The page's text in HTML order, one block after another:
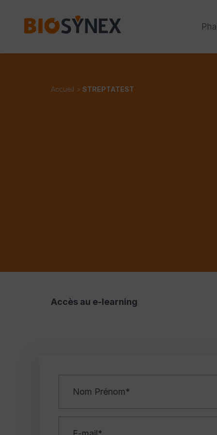
Accueil > STREPTATEST
Accès au e-learning
Prénom